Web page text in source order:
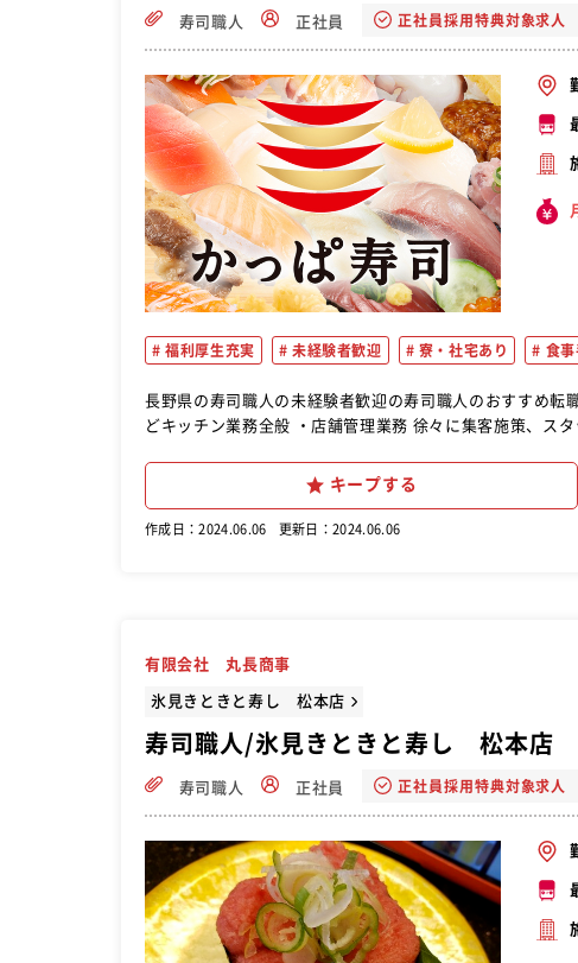
寿司職人 正社員 正社員採用特典対象求人
福利厚生充実 未経験者歓迎 寮・社宅あり 食事
長野県の寿司職人の未経験者歓迎の寿司職人のおすすめ転職求人ですよ。 ・店舗運営業務 食材仕
どキッチン業務全般 ・店舗管理業務 徐々に集客施策、ス
キープする
作成日：2024.06.06 更新日：2024.06.06
有限会社 丸長商事
氷見きときと寿し 松本店
寿司職人/氷見きときと寿し 松本店
寿司職人 正社員 正社員採用特典対象求人